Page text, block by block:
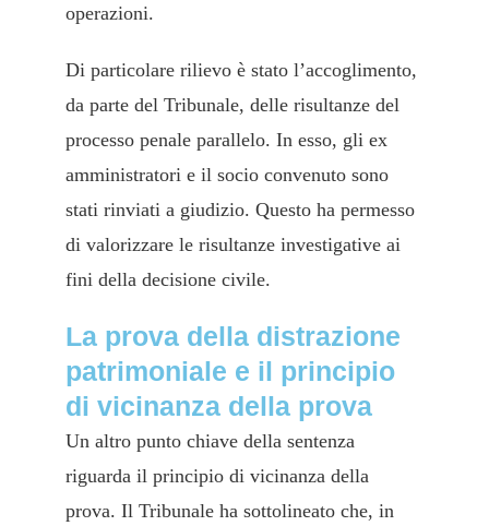
operazioni.
Di particolare rilievo è stato l’accoglimento,
da parte del Tribunale, delle risultanze del
processo penale parallelo. In esso, gli ex
amministratori e il socio convenuto sono
stati rinviati a giudizio. Questo ha permesso
di valorizzare le risultanze investigative ai
fini della decisione civile.
La prova della distrazione
patrimoniale e il principio
di vicinanza della prova
Un altro punto chiave della sentenza
riguarda il principio di vicinanza della
prova. Il Tribunale ha sottolineato che, in